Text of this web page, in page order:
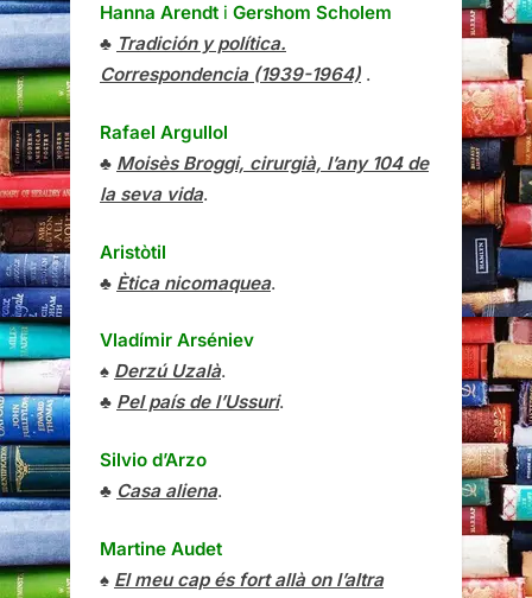
Hanna Arendt i Gershom Scholem
♣ Tradición y política.
Correspondencia (1939-1964) .
Rafael Argullol
♣ Moisès Broggi, cirurgià, l’any 104 de
la seva vida.
Aristòtil
♣ Ètica nicomaquea.
Vladímir Arséniev
♠ Derzú Uzalà.
♣ Pel país de l’Ussuri.
Silvio d’Arzo
♣ Casa aliena.
Martine Audet
♠ El meu cap és fort allà on l’altra